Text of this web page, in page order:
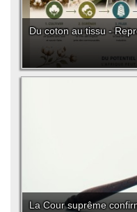
Du coton au tissu -
La Cour suprême